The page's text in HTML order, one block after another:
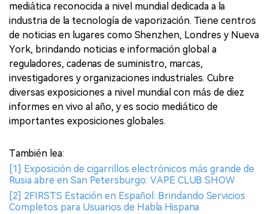
mediática reconocida a nivel mundial dedicada a la
industria de la tecnología de vaporización. Tiene centros
de noticias en lugares como Shenzhen, Londres y Nueva
York, brindando noticias e información global a
reguladores, cadenas de suministro, marcas,
investigadores y organizaciones industriales. Cubre
diversas exposiciones a nivel mundial con más de diez
informes en vivo al año, y es socio mediático de
importantes exposiciones globales.
También lea:
[1] Exposición de cigarrillos electrónicos más grande de
Rusia abre en San Petersburgo: VAPE CLUB SHOW
[2] 2FIRSTS Estación en Español: Brindando Servicios
Completos para Usuarios de Habla Hispana